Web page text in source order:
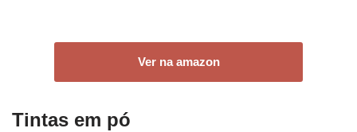
Ver na amazon
Tintas em pó